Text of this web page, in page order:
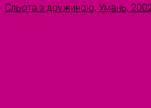
Сльота з дружиною, Умань,